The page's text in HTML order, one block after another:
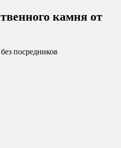
камня от
посредников
камня